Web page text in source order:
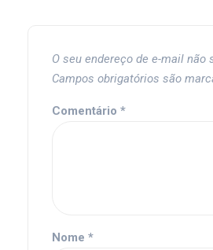
O seu endereço de e-mail não
Campos obrigatórios são
Comentário *
Nome *